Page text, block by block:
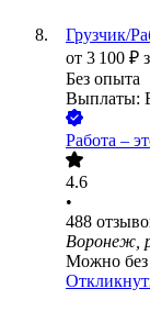
Грузчик/
от 3 100 ₽
Без опыта
Выплаты:
Работа –
4.6
•
488
Воронеж,
Можно без